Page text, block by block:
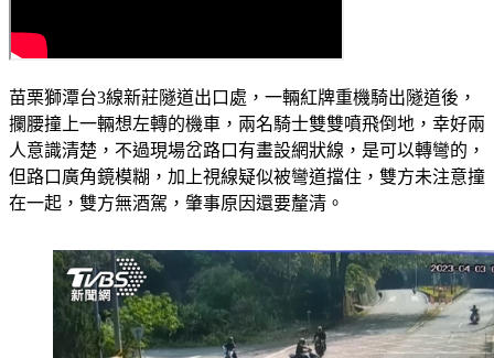
苗栗獅潭台3線新莊隧道出口處，一輛紅牌重機騎出隧道後，
攔腰撞上一輛想左轉的機車，兩名騎士雙雙噴飛倒地，幸好兩
人意識清楚，不過現場岔路口有畫設網狀線，是可以轉彎的，
但路口廣角鏡模糊，加上視線疑似被彎道擋住，雙方未注意撞
在一起，雙方無酒駕，肇事原因還要釐清。